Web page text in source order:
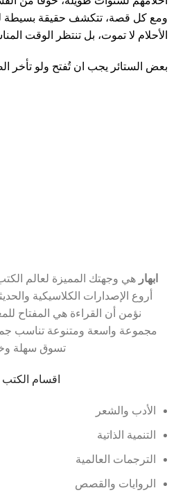
ومع كل قصة، تتكشف حقيقة بسيطة
الأحلام لا تموت، بل تنتظر الوقت
بعض الستائر يجب ان تُفتح ولو تأخر
ابهار هي وجهتك المميزة لعالم
أروع الإصدارات الكلاسيكية
نؤمن أن القراءة هي المفتاح
مجموعة واسعة ومتنوعة تناسب
تسوق سهلة
اقسام الكتب
الأدب والشعر
التنمية الذاتية
الترجمات العالمية
الروايات والقصص